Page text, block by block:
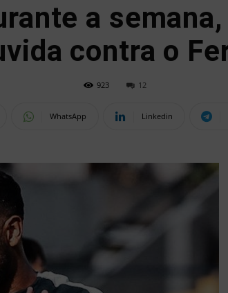
a
contra o
923 12
WhatsApp Linkedin